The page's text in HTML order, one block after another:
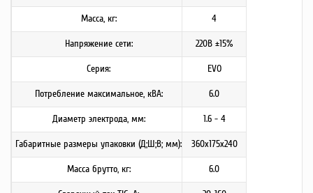
Масса, кг: 4
Напряжение сети: 220В ±15%
Серия: EVO
Потребление максимальное, кВА: 6.0
Диаметр электрода, мм: 1.6 - 4
Габаритные размеры упаковки (Д;Ш;В; мм): 360x175x240
Масса брутто, кг: 6.0